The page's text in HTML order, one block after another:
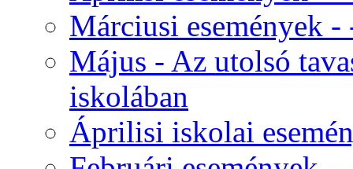
Márciusi események
Május - Az utolsó
iskolában
Áprilisi iskolai